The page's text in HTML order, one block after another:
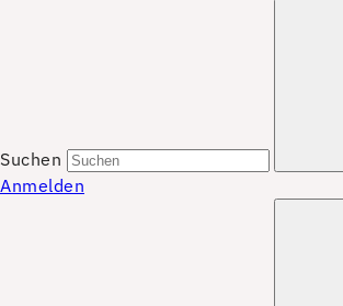
Suchen
Anmelden